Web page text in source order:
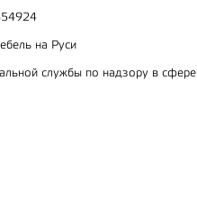
на Руси
службы по надзору в